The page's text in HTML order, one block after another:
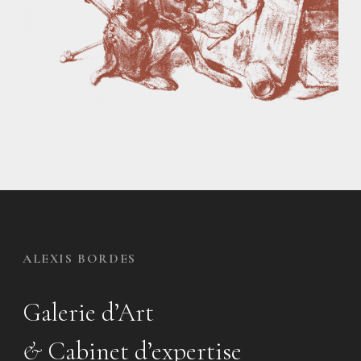
ALEXIS BORDES
Galerie d’Art
& Cabinet d’expertise